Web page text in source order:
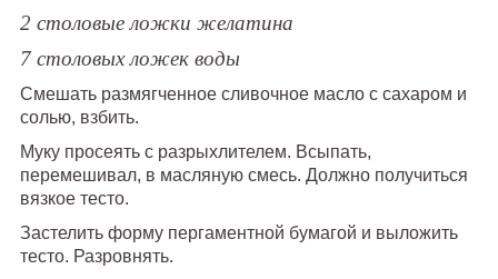
2 столовые ложки желатина
7 столовых ложек воды
Смешать размягченное сливочное масло с сахаром и
солью, взбить.
Муку просеять с разрыхлителем. Всыпать,
перемешивал, в масляную смесь. Должно получиться
вязкое тесто.
Застелить форму пергаментной бумагой и выложить
тесто. Разровнять.